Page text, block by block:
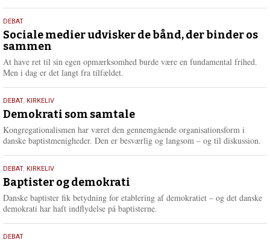
18.
maj
2026
DEBAT
Sociale medier udvisker de bånd, der binder os
sammen
At have ret til sin egen opmærksomhed burde være en fundamental frihed.
Men i dag er det langt fra tilfældet.
18.
maj
2026
DEBAT, KIRKELIV
Demokrati som samtale
Kongregationalismen har været den gennemgående organisationsform i
danske baptistmenigheder. Den er besværlig og langsom – og til diskussion.
18.
maj
2026
DEBAT, KIRKELIV
Baptister og demokrati
Danske baptister fik betydning for etablering af demokratiet – og det danske
demokrati har haft indflydelse på baptisterne.
18.
DEBAT